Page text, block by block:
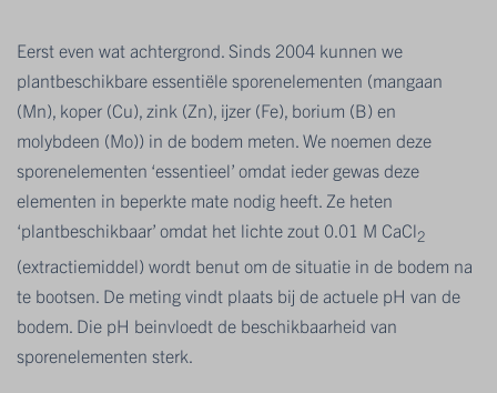
Eerst even wat achtergrond. Sinds 2004 kunnen we
plantbeschikbare essentiële sporenelementen (mangaan
(Mn), koper (Cu), zink (Zn), ijzer (Fe), borium (B) en
molybdeen (Mo)) in de bodem meten. We noemen deze
sporenelementen ‘essentieel’ omdat ieder gewas deze
elementen in beperkte mate nodig heeft. Ze heten
‘plantbeschikbaar’ omdat het lichte zout 0.01 M CaCl2
(extractiemiddel) wordt benut om de situatie in de bodem na
te bootsen. De meting vindt plaats bij de actuele pH van de
bodem. Die pH beinvloedt de beschikbaarheid van
sporenelementen sterk.